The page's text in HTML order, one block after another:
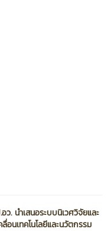
. นำเสนอระบบนิเวศวิจัยและ
นเทคโนโลยีและนวัตกรรม